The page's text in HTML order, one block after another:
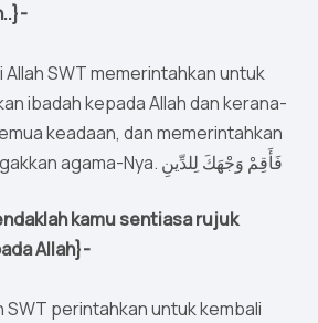
Allah SWT memerintahkan untuk
ibadah kepada Allah dan kerana-
keadaan, dan memerintahkan
untuk menegakkan agama-Nya. فَأَقِمْ وَجْهَكَ لِلدِّينِ
kamu sentiasa rujuk
Allah}-
SWT perintahkan untuk kembali